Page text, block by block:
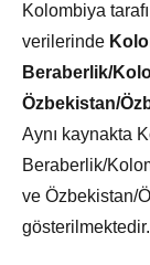
Kolombiya
verilerinde
Beraberlik/
Özbekistan/
Aynı kaynakta
Beraberlik/
ve Özbekistan/
gösterilmektedir.